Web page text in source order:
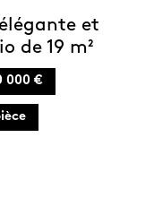
et
de 19 m²
000 €